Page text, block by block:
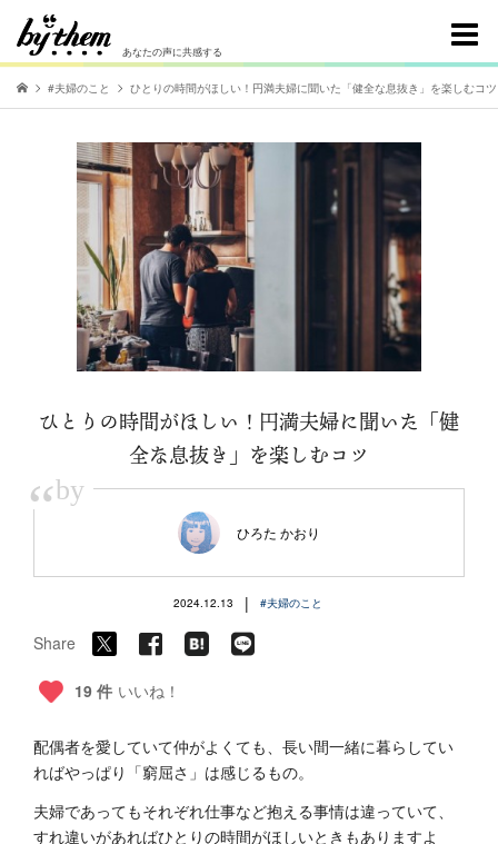
あなたの声に共感する
#夫婦のこと ひとりの時間がほしい！円満夫婦に聞いた「健全な息抜き」を楽しむコツ
ひとりの時間がほしい！円満夫婦に聞いた「健
全な息抜き」を楽しむコツ
“by
ひろた かおり
2024.12.13 | #夫婦のこと
Share
19 件 いいね！
配偶者を愛していて仲がよくても、長い間一緒に暮らしてい
ればやっぱり「窮屈さ」は感じるもの。
夫婦であってもそれぞれ仕事など抱える事情は違っていて、
すれ違いがあればひとりの時間がほしいときもありますよ